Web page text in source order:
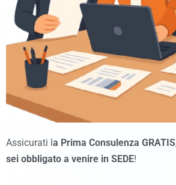
Assicurati la Prima Consulenza GRATIS
sei obbligato a venire in SEDE!